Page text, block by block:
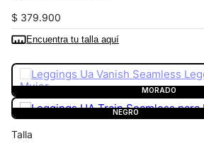
$ 379.900
Encuentra tu talla aquí
MORADO
NEGRO
Talla